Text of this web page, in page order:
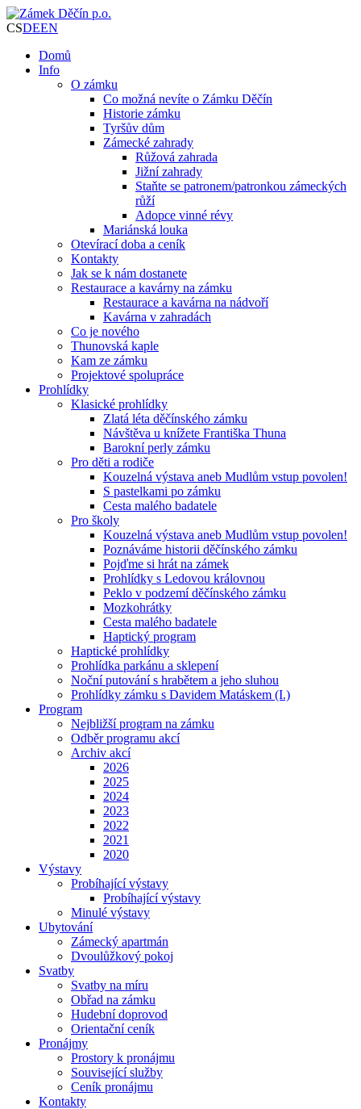
CSDEEN
Domů
Info
O zámku
Co možná nevíte o Zámku Děčín
Historie zámku
Tyršův dům
Zámecké zahrady
Růžová zahrada
Jižní zahrady
Staňte se patronem/patronkou zámeckých
růží
Adopce vinné révy
Mariánská louka
Otevírací doba a ceník
Kontakty
Jak se k nám dostanete
Restaurace a kavárny na zámku
Restaurace a kavárna na nádvoří
Kavárna v zahradách
Co je nového
Thunovská kaple
Kam ze zámku
Projektové spolupráce
Prohlídky
Klasické prohlídky
Zlatá léta děčínského zámku
Návštěva u knížete Františka Thuna
Barokní perly zámku
Pro děti a rodiče
Kouzelná výstava aneb Mudlům vstup povolen!
S pastelkami po zámku
Cesta malého badatele
Pro školy
Kouzelná výstava aneb Mudlům vstup povolen!
Poznáváme historii děčínského zámku
Pojďme si hrát na zámek
Prohlídky s Ledovou královnou
Peklo v podzemí děčínského zámku
Mozkohrátky
Cesta malého badatele
Haptický program
Haptické prohlídky
Prohlídka parkánu a sklepení
Noční putování s hrabětem a jeho sluhou
Prohlídky zámku s Davidem Matáskem (I.)
Program
Nejbližší program na zámku
Odběr programu akcí
Archiv akcí
2026
2025
2024
2023
2022
2021
2020
Výstavy
Probíhající výstavy
Probíhající výstavy
Minulé výstavy
Ubytování
Zámecký apartmán
Dvoulůžkový pokoj
Svatby
Svatby na míru
Obřad na zámku
Hudební doprovod
Orientační ceník
Pronájmy
Prostory k pronájmu
Související služby
Ceník pronájmu
Kontakty